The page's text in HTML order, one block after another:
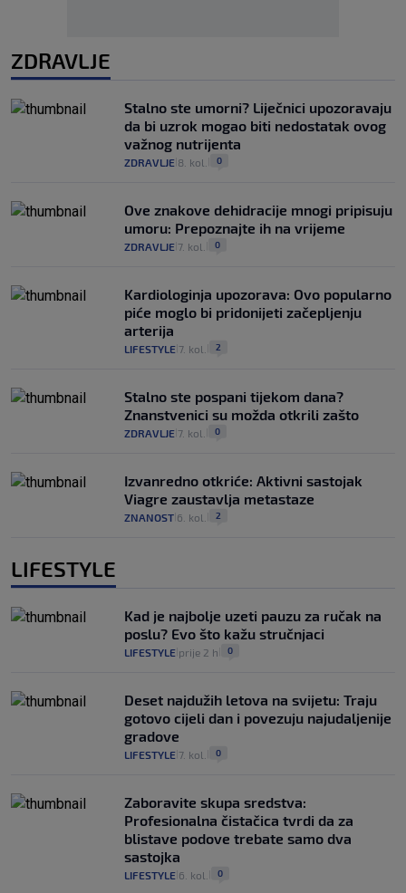
ZDRAVLJE
Stalno ste umorni? Liječnici upozoravaju
da bi uzrok mogao biti nedostatak ovog
važnog nutrijenta
ZDRAVLJE 8. kol. 0
Ove znakove dehidracije mnogi pripisuju
umoru: Prepoznajte ih na vrijeme
ZDRAVLJE 7. kol. 0
Kardiologinja upozorava: Ovo popularno
piće moglo bi pridonijeti začepljenju
arterija
LIFESTYLE 7. kol. 2
Stalno ste pospani tijekom dana?
Znanstvenici su možda otkrili zašto
ZDRAVLJE 7. kol. 0
Izvanredno otkriće: Aktivni sastojak
Viagre zaustavlja metastaze
ZNANOST 6. kol. 2
LIFESTYLE
Kad je najbolje uzeti pauzu za ručak na
poslu? Evo što kažu stručnjaci
LIFESTYLE prije 2 h 0
Deset najdužih letova na svijetu: Traju
gotovo cijeli dan i povezuju najudaljenije
gradove
LIFESTYLE 7. kol. 0
Zaboravite skupa sredstva:
Profesionalna čistačica tvrdi da za
blistave podove trebate samo dva
sastojka
LIFESTYLE 6. kol. 0